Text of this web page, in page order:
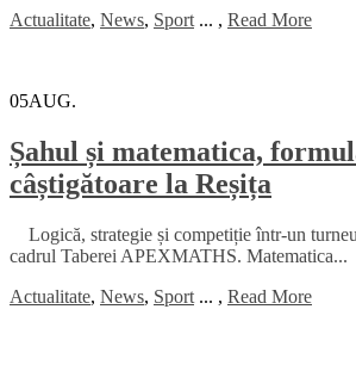
Actualitate, News, Sport ... , Read More
05AUG.
Șahul și matematica,
câștigătoare la Reșița
Logică, strategie și competiție într-un
cadrul Taberei APEXMATHS. Matematica...
Actualitate, News, Sport ... , Read More